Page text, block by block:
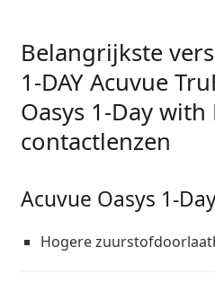
Belangrijkste
1-DAY Acuvue
Oasys 1-Day with
contactlenzen
Acuvue Oasys 1-
Hogere